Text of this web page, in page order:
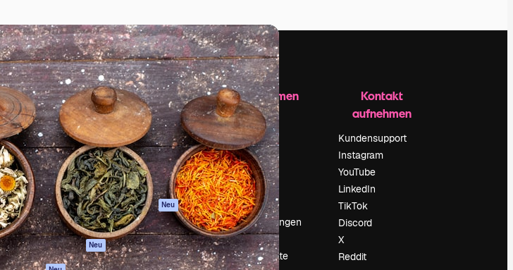
Produkte
Spaces
KI-Assistent
KI-Bildgenerator
KI-Videogenerator
KI-
Stimmengenerator
Stock-Inhalte
MCP für
Claude/ChatGPT
Neu
Loslegen
Academy
Dokumentation
Support
AGB
Datenschutzerklärung
Originale Neu
Cookie-Richtlinie
Vertrauenszentrum
Partner
Unternehmen
Preise
Über uns
Reviews
Karriere
Suchtrends
Blog
Veranstaltungen
Slidesgo
Deine Inhalte
Kontakt
aufnehmen
Kundensupport
Instagram
YouTube
LinkedIn
TikTok
Discord
X
Reddit